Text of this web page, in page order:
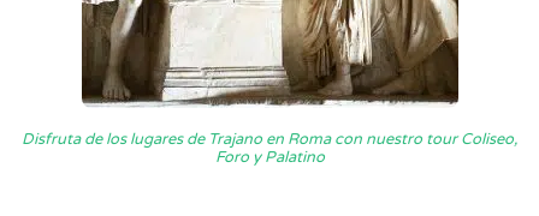
Disfruta de los lugares de Trajano en Roma con nuestro tour Coliseo,
Foro y Palatino